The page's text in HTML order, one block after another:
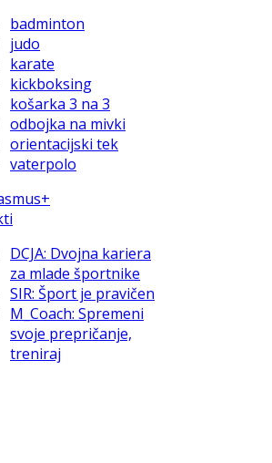
badminton
judo
karate
kickboksing
košarka 3 na 3
odbojka na mivki
orientacijski tek
vaterpolo
DCJA: Dvojna kariera
za mlade športnike
SIR: Šport je pravičen
M_Coach: Spremeni
svoje prepričanje,
treniraj